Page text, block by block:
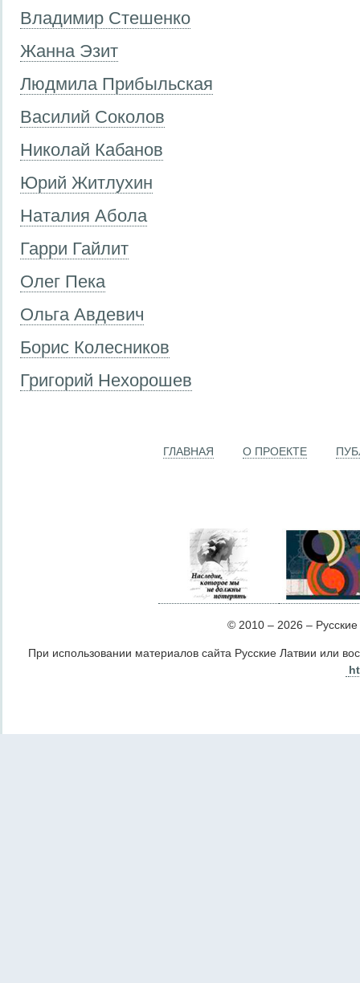
Владимир Стешенко
Жанна Эзит
Людмила Прибыльская
Василий Соколов
Николай Кабанов
Юрий Житлухин
Наталия Абола
Гарри Гайлит
Олег Пека
Ольга Авдевич
Борис Колесников
Григорий Нехорошев
ГЛАВНАЯ О ПРОЕКТЕ
© 2010 – 2026 –
При использовании материалов сайта Русские Латвии или